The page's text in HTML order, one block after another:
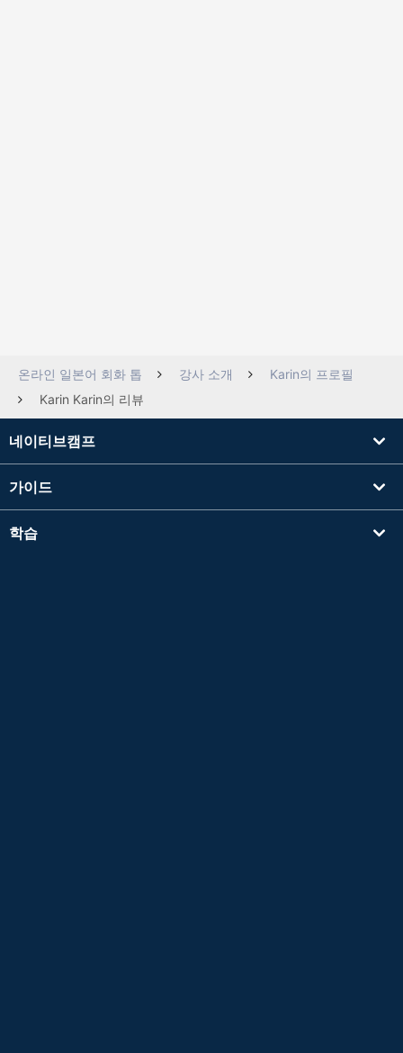
온라인 일본어 회화 톱 강사 소개
Karin의 프로필
Karin Karin의 리뷰
네이티브캠프
가이드
학습